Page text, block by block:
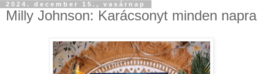
2024. december 15., vasárnap
Milly Johnson: Karácsonyt ​minden napra